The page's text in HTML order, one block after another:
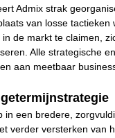
Admix strak
van losse
de markt te claimen,
Alle strategische
aan meetbaar
in een bredere,
verder versterken van